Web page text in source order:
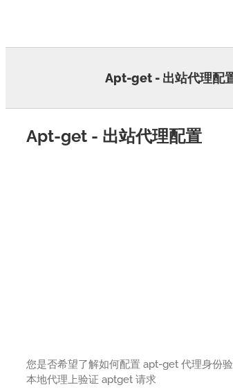
Apt-get - 出站代理配
Apt-get - 出站代理配置
您是否希望了解如何配置 apt-get 代理身份
本地代理上验证 aptget 请求